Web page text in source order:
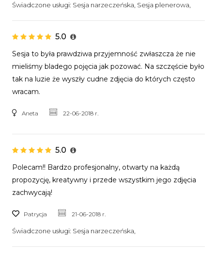
Świadczone usługi: Sesja narzeczeńska, Sesja plenerowa,
5.0
Sesja to była prawdziwa przyjemność zwłaszcza że nie
mieliśmy bladego pojęcia jak pozować. Na szczęście było
tak na luzie że wyszły cudne zdjęcia do których często
wracam.
Aneta 22-06-2018 r.
5.0
Polecam!! Bardzo profesjonalny, otwarty na każdą
propozycję, kreatywny i przede wszystkim jego zdjęcia
zachwycają!
Patrycja 21-06-2018 r.
Świadczone usługi: Sesja narzeczeńska,